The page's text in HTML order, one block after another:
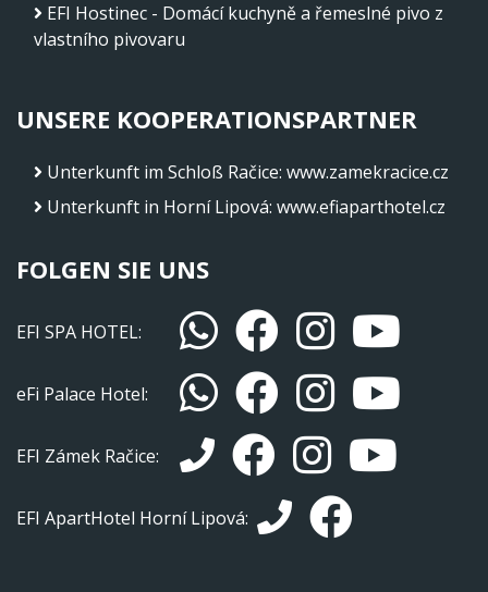
EFI Hostinec - Domácí kuchyně a řemeslné pivo z
vlastního pivovaru
UNSERE KOOPERATIONSPARTNER
Unterkunft im Schloß Račice: www.zamekracice.cz
Unterkunft in Horní Lipová: www.efiaparthotel.cz
FOLGEN SIE UNS
EFI SPA HOTEL:
eFi Palace Hotel:
EFI Zámek Račice:
EFI ApartHotel Horní Lipová: